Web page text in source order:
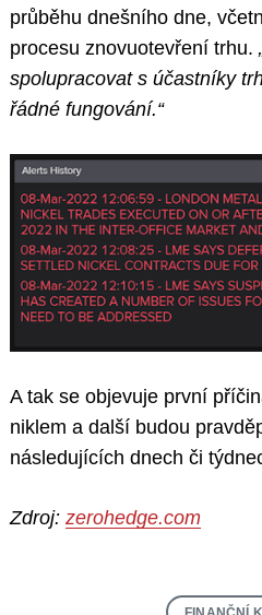
průběhu dnešního dne,
procesu znovuotevření trhu.
spolupracovat s účastníky
řádné fungování.“
A tak se objevuje první
niklem a další budou
následujících dnech či
Zdroj: zerohedge.com